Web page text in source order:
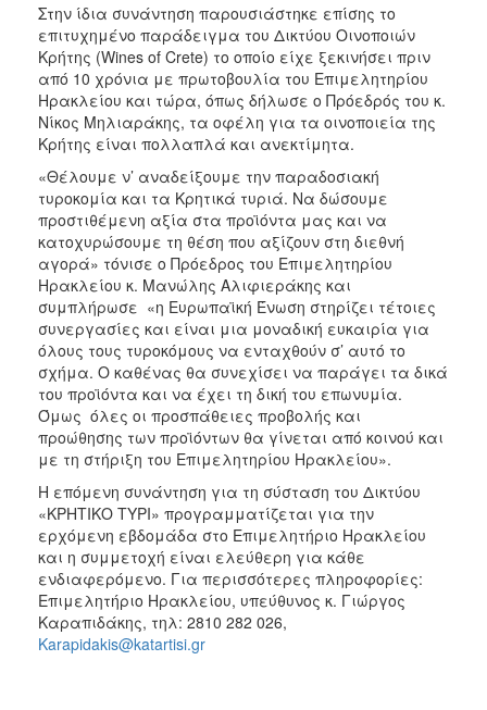
Στην ίδια συνάντηση παρουσιάστηκε επίσης το
επιτυχημένο παράδειγμα του Δικτύου Οινοποιών
Κρήτης (Wines of Crete) το οποίο είχε ξεκινήσει πριν
από 10 χρόνια με πρωτοβουλία του Επιμελητηρίου
Ηρακλείου και τώρα, όπως δήλωσε ο Πρόεδρός του κ.
Νίκος Μηλιαράκης, τα οφέλη για τα οινοποιεία της
Κρήτης είναι πολλαπλά και ανεκτίμητα.
«Θέλουμε ν’ αναδείξουμε την παραδοσιακή
τυροκομία και τα Κρητικά τυριά. Να δώσουμε
προστιθέμενη αξία στα προϊόντα μας και να
κατοχυρώσουμε τη θέση που αξίζουν στη διεθνή
αγορά» τόνισε ο Πρόεδρος του Επιμελητηρίου
Ηρακλείου κ. Μανώλης Αλιφιεράκης και
συμπλήρωσε «η Ευρωπαϊκή Ένωση στηρίζει τέτοιες
συνεργασίες και είναι μια μοναδική ευκαιρία για
όλους τους τυροκόμους να ενταχθούν σ’ αυτό το
σχήμα. Ο καθένας θα συνεχίσει να παράγει τα δικά
του προϊόντα και να έχει τη δική του επωνυμία.
Όμως όλες οι προσπάθειες προβολής και
προώθησης των προϊόντων θα γίνεται από κοινού και
με τη στήριξη του Επιμελητηρίου Ηρακλείου».
Η επόμενη συνάντηση για τη σύσταση του Δικτύου
«ΚΡΗΤΙΚΟ ΤΥΡΙ» προγραμματίζεται για την
ερχόμενη εβδομάδα στο Επιμελητήριο Ηρακλείου
και η συμμετοχή είναι ελεύθερη για κάθε
ενδιαφερόμενο. Για περισσότερες πληροφορίες:
Επιμελητήριο Ηρακλείου, υπεύθυνος κ. Γιώργος
Καραπιδάκης, τηλ: 2810 282 026,
Karapidakis@katartisi.gr